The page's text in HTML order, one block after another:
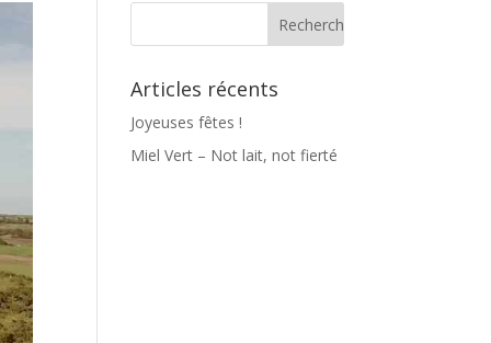
Articles récents
Joyeuses fêtes !
Miel Vert – Not lait, not fierté